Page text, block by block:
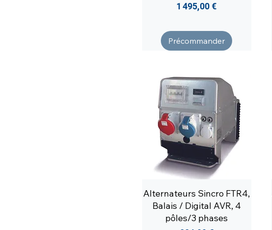
Prix
1 495,00 €
Précommander
Alternateurs Sincro FTR4,
Balais / Digital AVR, 4
pôles/3 phases